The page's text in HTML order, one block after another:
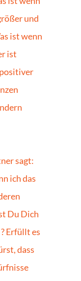
und
ist wenn
ist
sagt:
ich das
Du Dich
Erfüllt es
dass